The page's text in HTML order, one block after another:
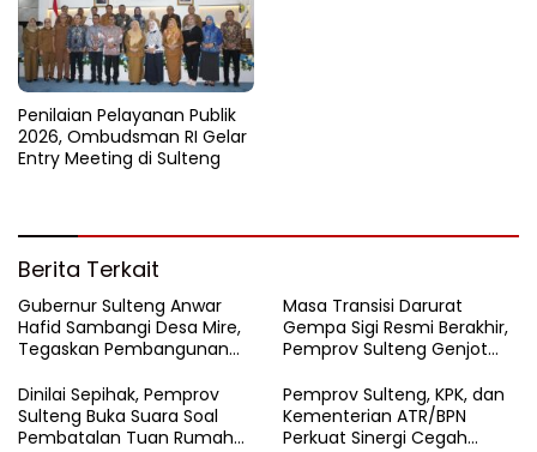
Penilaian Pelayanan Publik
2026, Ombudsman RI Gelar
Entry Meeting di Sulteng
Berita Terkait
Gubernur Sulteng Anwar
Hafid Sambangi Desa Mire,
Tegaskan Pembangunan
Touna
Masa Transisi Darurat
Gempa Sigi Resmi Berakhir,
Pemprov Sulteng Genjot
Dinilai Sepihak, Pemprov
Sulteng Buka Suara Soal
Pembatalan Tuan Rumah
Pemprov Sulteng, KPK, dan
Kementerian ATR/BPN
Perkuat Sinergi Cegah